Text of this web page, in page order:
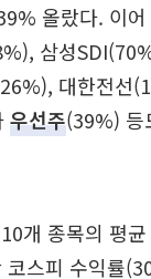
올랐다. 이
삼성
대한전선
우선주(39%) 등
개 종목의 평
스피 수익률